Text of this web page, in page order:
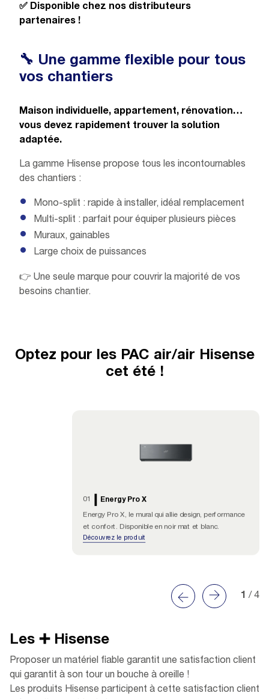
✅ Disponible chez nos distributeurs
partenaires !
🔧 Une gamme flexible pour tous
vos chantiers
Maison individuelle, appartement, rénovation…
vous devez rapidement trouver la solution
adaptée.
La gamme Hisense propose tous les incontournables
des chantiers :
Mono-split : rapide à installer, idéal remplacement
Multi-split : parfait pour équiper plusieurs pièces
Muraux, gainables
Large choix de puissances
👉 Une seule marque pour couvrir la majorité de vos
besoins chantier.
Optez pour les PAC air/air Hisense
cet été !
01 Energy Pro X
Energy Pro X, le mural qui allie design, performance
et confort. Disponible en noir mat et blanc.
Découvrez le produit
1 / 4
Les ➕ Hisense
Proposer un matériel fiable garantit une satisfaction client
qui garantit à son tour un bouche à oreille !
Les produits Hisense participent à cette satisfaction client